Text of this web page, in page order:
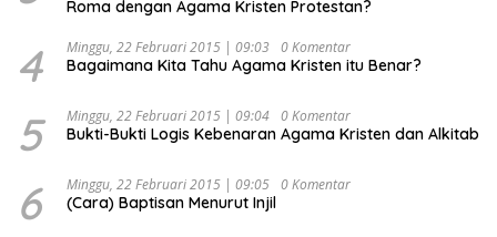
Roma dengan Agama Kristen Protestan?
4 Minggu, 22 Februari 2015 | 09:03 0 Komentar
Bagaimana Kita Tahu Agama Kristen itu Benar?
5 Minggu, 22 Februari 2015 | 09:04 0 Komentar
Bukti-Bukti Logis Kebenaran Agama Kristen dan Alkitab
6 Minggu, 22 Februari 2015 | 09:05 0 Komentar
(Cara) Baptisan Menurut Injil